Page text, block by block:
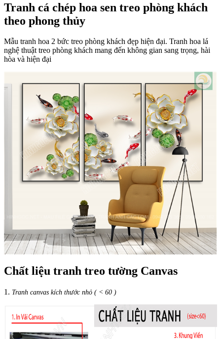
Tranh cá chép hoa sen treo phòng khách
theo phong thủy
Mẫu tranh hoa 2 bức treo phòng khách đẹp hiện đại. Tranh hoa lá
nghệ thuật treo phòng khách mang đến không gian sang trọng, hài
hòa và hiện đại
Chất liệu tranh treo tường Canvas
1. Tranh canvas kích thước nhỏ ( < 60 )